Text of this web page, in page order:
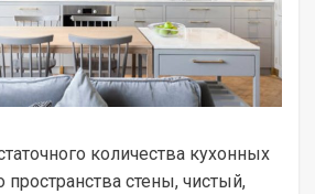
количества кухонных
стены, чистый,